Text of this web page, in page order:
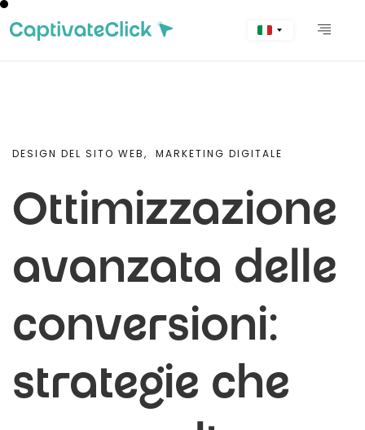
DESIGN DEL SITO WEB, MARKETING DIGITALE
Ottimizzazione
avanzata delle
conversioni:
strategie che